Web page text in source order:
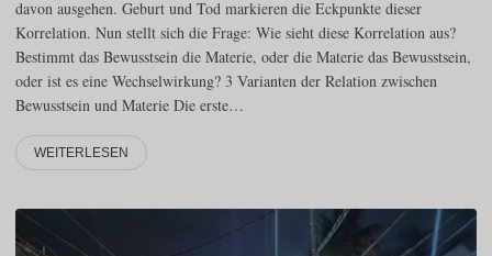
davon ausgehen. Geburt und Tod markieren die Eckpunkte dieser
Korrelation. Nun stellt sich die Frage: Wie sieht diese Korrelation aus?
Bestimmt das Bewusstsein die Materie, oder die Materie das Bewusstsein,
oder ist es eine Wechselwirkung? 3 Varianten der Relation zwischen
Bewusstsein und Materie Die erste…
WEITERLESEN